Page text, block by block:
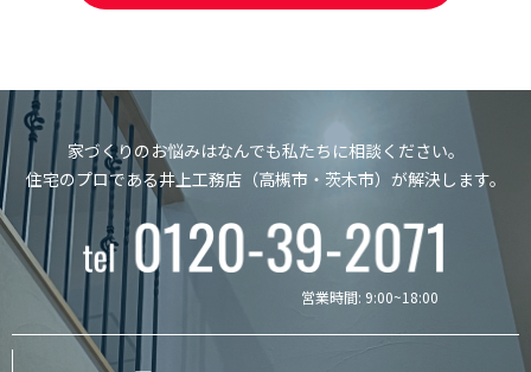
家づくりのお悩みはなんでも私たちに相談ください。
住宅のプロである井上工務店（高槻市・茨木市）が解決します。
営業時間: 9:00~18:00